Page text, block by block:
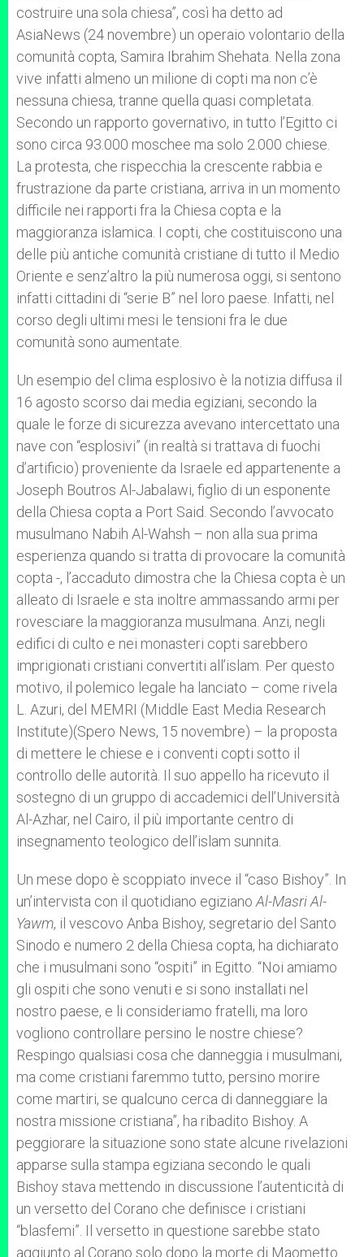
costruire una sola chiesa”, così ha detto ad
AsiaNews (24 novembre) un operaio volontario della
comunità copta, Samira Ibrahim Shehata. Nella zona
vive infatti almeno un milione di copti ma non c’è
nessuna chiesa, tranne quella quasi completata.
Secondo un rapporto governativo, in tutto l’Egitto ci
sono circa 93.000 moschee ma solo 2.000 chiese.
La protesta, che rispecchia la crescente rabbia e
frustrazione da parte cristiana, arriva in un momento
difficile nei rapporti fra la Chiesa copta e la
maggioranza islamica. I copti, che costituiscono una
delle più antiche comunità cristiane di tutto il Medio
Oriente e senz’altro la più numerosa oggi, si sentono
infatti cittadini di “serie B” nel loro paese. Infatti, nel
corso degli ultimi mesi le tensioni fra le due
comunità sono aumentate.
Un esempio del clima esplosivo è la notizia diffusa il
16 agosto scorso dai media egiziani, secondo la
quale le forze di sicurezza avevano intercettato una
nave con “esplosivi” (in realtà si trattava di fuochi
d’artificio) proveniente da Israele ed appartenente a
Joseph Boutros Al-Jabalawi, figlio di un esponente
della Chiesa copta a Port Said. Secondo l’avvocato
musulmano Nabih Al-Wahsh – non alla sua prima
esperienza quando si tratta di provocare la comunità
copta -, l’accaduto dimostra che la Chiesa copta è un
alleato di Israele e sta inoltre ammassando armi per
rovesciare la maggioranza musulmana. Anzi, negli
edifici di culto e nei monasteri copti sarebbero
imprigionati cristiani convertiti all’islam. Per questo
motivo, il polemico legale ha lanciato – come rivela
L. Azuri, del MEMRI (Middle East Media Research
Institute)(Spero News, 15 novembre) – la proposta
di mettere le chiese e i conventi copti sotto il
controllo delle autorità. Il suo appello ha ricevuto il
sostegno di un gruppo di accademici dell’Università
Al-Azhar, nel Cairo, il più importante centro di
insegnamento teologico dell’islam sunnita.
Un mese dopo è scoppiato invece il “caso Bishoy”. In
un’intervista con il quotidiano egiziano Al-Masri Al-
Yawm, il vescovo Anba Bishoy, segretario del Santo
Sinodo e numero 2 della Chiesa copta, ha dichiarato
che i musulmani sono “ospiti” in Egitto. “Noi amiamo
gli ospiti che sono venuti e si sono installati nel
nostro paese, e li consideriamo fratelli, ma loro
vogliono controllare persino le nostre chiese?
Respingo qualsiasi cosa che danneggia i musulmani,
ma come cristiani faremmo tutto, persino morire
come martiri, se qualcuno cerca di danneggiare la
nostra missione cristiana”, ha ribadito Bishoy. A
peggiorare la situazione sono state alcune rivelazioni
apparse sulla stampa egiziana secondo le quali
Bishoy stava mettendo in discussione l’autenticità di
un versetto del Corano che definisce i cristiani
“blasfemi”. Il versetto in questione sarebbe stato
aggiunto al Corano solo dopo la morte di Maometto